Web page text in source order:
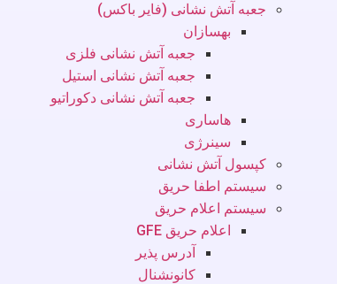
جعبه آتش نشانی (فایر باکس)
بهسازان
جعبه آتش نشانی فلزی
جعبه آتش نشانی استیل
جعبه آتش نشانی دکوراتیو
هاساری
سینرژی
کپسول آتش نشانی
سیستم اطفا حریق
سیستم اعلام حریق
اعلام حریق GFE
آدرس پذیر
کانونشنال